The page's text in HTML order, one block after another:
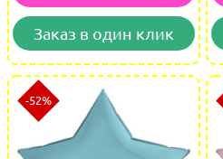
Заказ в один клик
-52%